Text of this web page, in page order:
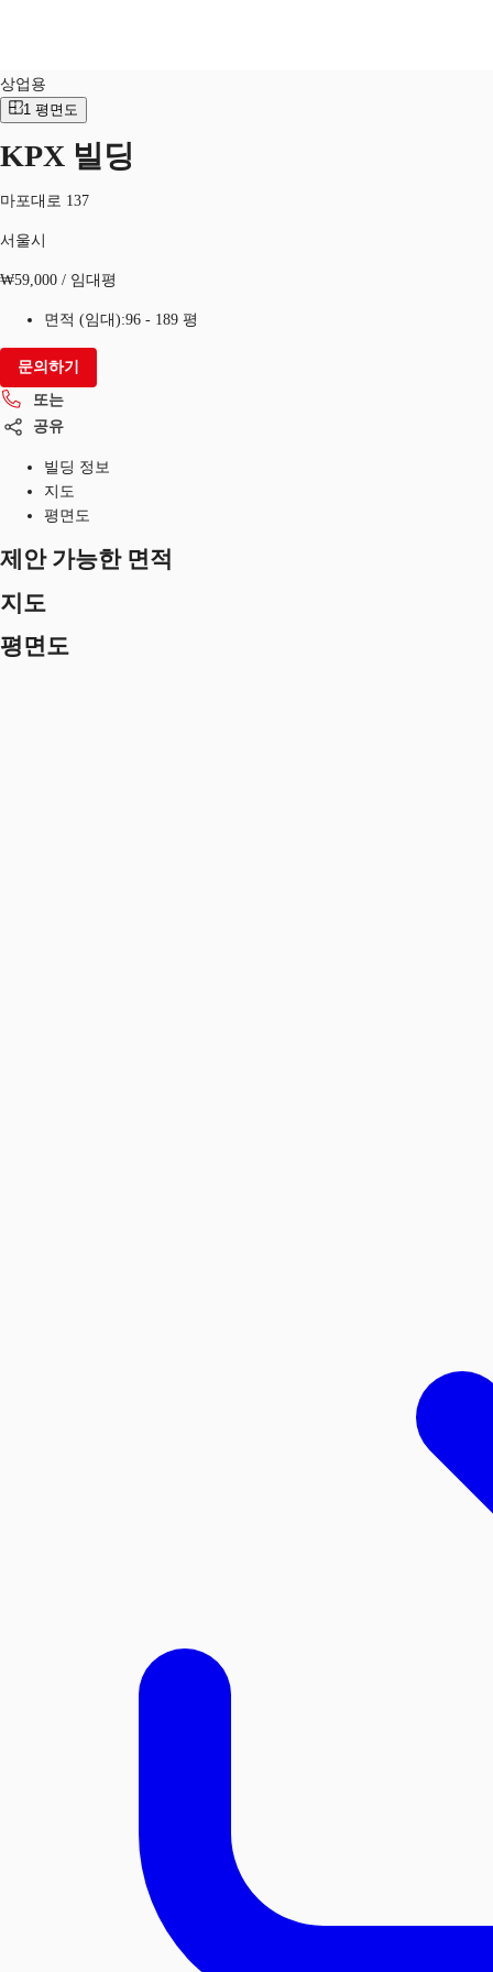
홈 서울시
상업용
1 평면도
KPX 빌딩
마포대로 137
서울시
₩59,000 / 임대평
면적 (임대):96 - 189 평
문의하기
또는
공유
빌딩 정보
지도
평면도
제안 가능한 면적
지도
평면도